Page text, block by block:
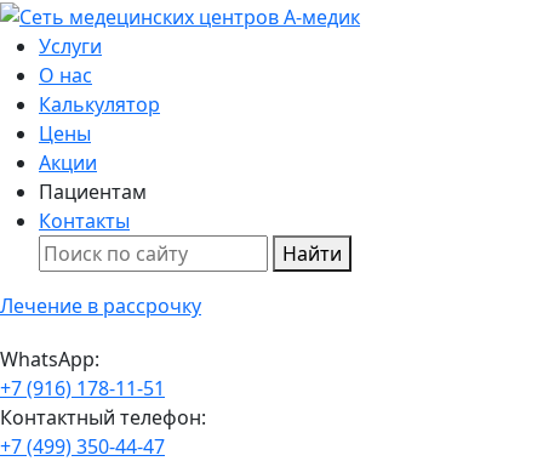
Услуги
О нас
Калькулятор
Цены
Акции
Пациентам
Контакты
Найти
Лечение в рассрочку
WhatsApp:
+7 (916) 178-11-51
Контактный телефон:
+7 (499) 350-44-47